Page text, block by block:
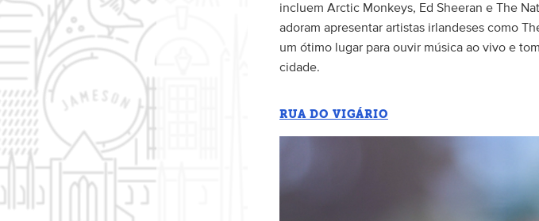
incluem Arctic Monkeys, Ed Sheeran e The
adoram apresentar artistas irlandeses como
um ótimo lugar para ouvir música ao vivo e
cidade.
RUA DO VIGÁRIO